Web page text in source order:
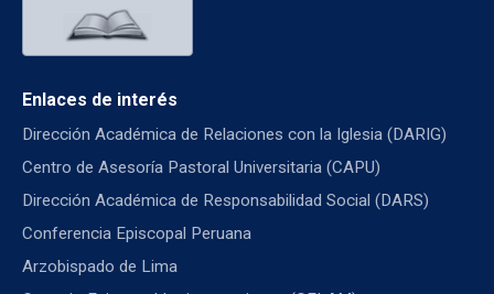
Enlaces de interés
Dirección Académica de Relaciones con la Iglesia (DARIG)
Centro de Asesoría Pastoral Universitaria (CAPU)
Dirección Académica de Responsabilidad Social (DARS)
Conferencia Episcopal Peruana
Arzobispado de Lima